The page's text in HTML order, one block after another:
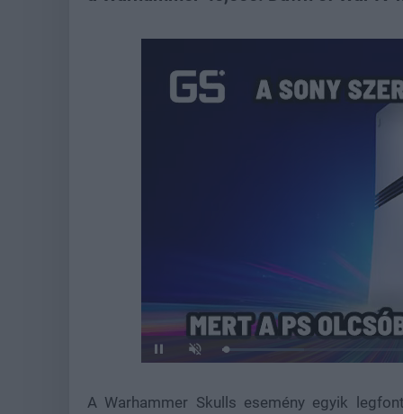
Pause Unmute Loaded:
21.97%
A Warhammer Skulls esemény egyik